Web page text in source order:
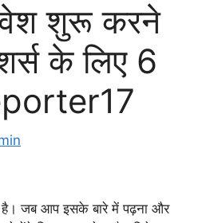
शुरू करने
के लिए 6
है। जब आप इसके बारे में पढ़ना और